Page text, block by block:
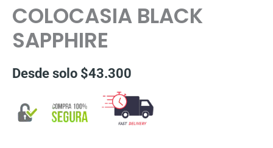
COLOCASIA BLACK
SAPPHIRE
Desde solo $43.300